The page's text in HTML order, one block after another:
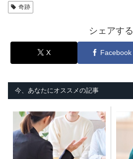
奇跡
シェアする
X Facebook
今、あなたにオススメの記事